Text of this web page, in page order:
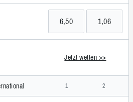
6,50 1,06
Jetzt wetten >>
1 2